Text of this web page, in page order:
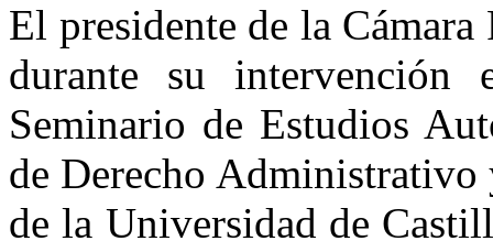
El presidente de la Cámara
durante su
Seminario de Estudios
de Derecho Administrativo
de la Universidad de